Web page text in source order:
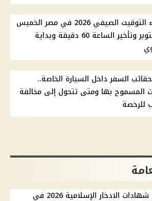
انتهاء التوقيت الصيفي 2026 في مصر الخميس
29 أكتوبر وتأخير الساعة 60 دقيقة وبداية
السفر داخل السيارة الخاصة..
المسموح بها ومتى تتحول إلى مخالفة
للرخصة
أفضل شهادات الادخار الإسلامية 2026 في